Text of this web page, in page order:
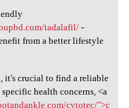
friendlytadalafil/-
from a better lifestyle
it's crucial to find a reliable
health concerns, <a
cytotec/">c